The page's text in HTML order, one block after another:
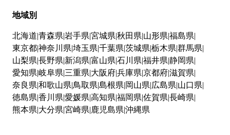
地域別
北海道 青森県 岩手県 宮城県 秋田県 山形県 福島県
東京都神奈川県 埼玉県 千葉県 茨城県 栃木県 群馬県
山梨県 長野県 新潟県 富山県 石川県 福井県 静岡県
愛知県 岐阜県 三重県 大阪府兵庫県 京都府滋賀県
奈良県 和歌山県 鳥取県 島根県 岡山県 広島県 山口県
徳島県 香川県 愛媛県 高知県 福岡県 佐賀県 長崎県
熊本県 大分県 宮崎県 鹿児島県 沖縄県